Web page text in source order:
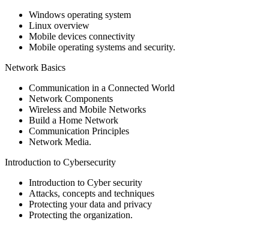
Windows operating system
Linux overview
Mobile devices connectivity
Mobile operating systems and security.
Network Basics
Communication in a Connected World
Network Components
Wireless and Mobile Networks
Build a Home Network
Communication Principles
Network Media.
Introduction to Cybersecurity
Introduction to Cyber security
Attacks, concepts and techniques
Protecting your data and privacy
Protecting the organization.